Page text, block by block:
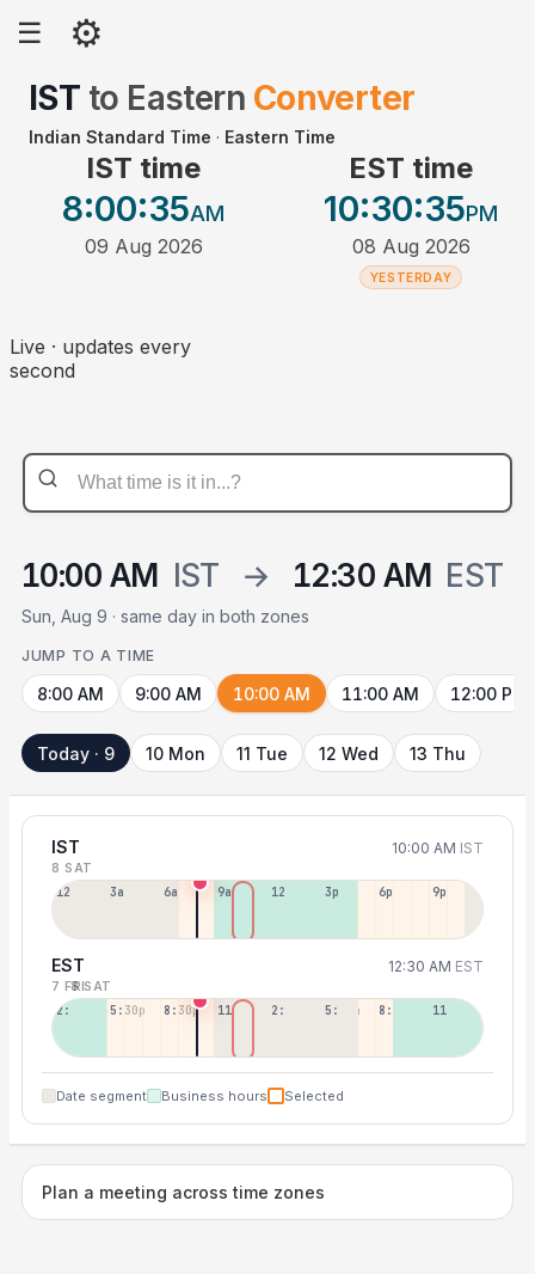
☰ ⚙
IST to Eastern Converter
Indian Standard Time · Eastern Time
IST time
8:00:35AM
09 Aug 2026
EST time
10:30:35PM
08 Aug 2026
YESTERDAY
Live · updates every
second
10:00 AM IST → 12:30 AM EST
Sun, Aug 9 · same day in both zones
JUMP TO A TIME
8:00 AM 9:00 AM 10:00 AM 11:00 AM 12:00 PM
Today · 9 10 Mon 11 Tue 12 Wed 13 Thu
IST 10:00 AM IST
8 SAT
12a 3a 6a 9a 12p 3p 6p 9p
EST 12:30 AM EST
7 FRI8 SAT
2:30p 5:30p 8:30p 11:30p 2:30a 5:30a 8:30a 11:30a
Date segment Business hours Selected
Plan a meeting across time zones